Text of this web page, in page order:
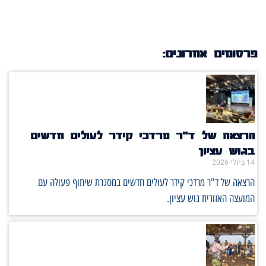
פרסומים אחרונים:
הרצאה של ד"ר מרדכי קידר לעולים חדשים
בגוש עציון
14 ביולי 2026
הרצאה של ד"ר מרדכי קידר לעולים חדשים במסגרת שיתוף פעולה עם
המועצה האזורית גוש עציון.